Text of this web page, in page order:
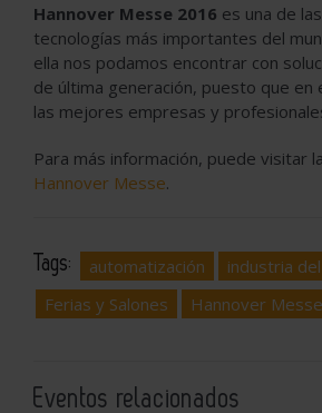
Hannover Messe 2016 es una de
tecnologías más importantes del
ella nos podamos encontrar con
de última generación, puesto que en
las mejores empresas y
Para más información, puede visitar
Hannover Messe.
Tags: automatización
industria
Ferias y Salones
Hannover Messe
Eventos relacionados